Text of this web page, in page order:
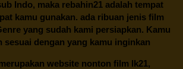
Indo, maka rebahin21 adalah tempat
kamu gunakan. ada ribuan jenis film
yang sudah kami persiapkan. Kamu
sesuai dengan yang kamu inginkan
website nonton film lk21,